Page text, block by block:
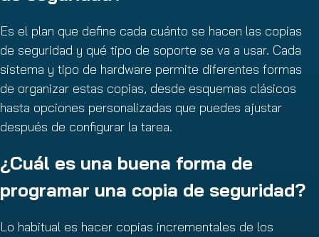
Es el plan que define cada cuánto se hacen las copias
de seguridad y qué tipo de soporte se va a usar. Cada
sistema y tipo de hardware permite diferentes formas
de organizar estas copias, desde esquemas clásicos
hasta opciones personalizadas que puedes ajustar
después de configurar la tarea.
¿Cuál es una buena forma de
programar una copia de seguridad?
Lo habitual es hacer copias incrementales de los